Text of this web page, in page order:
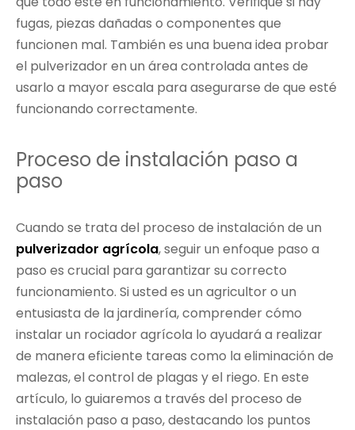
fugas, piezas dañadas o componentes que
funcionen mal. También es una buena idea probar
el pulverizador en un área controlada antes de
usarlo a mayor escala para asegurarse de que esté
funcionando correctamente.
Proceso de instalación paso a
paso
Cuando se trata del proceso de instalación de un
pulverizador agrícola, seguir un enfoque paso a
paso es crucial para garantizar su correcto
funcionamiento. Si usted es un agricultor o un
entusiasta de la jardinería, comprender cómo
instalar un rociador agrícola lo ayudará a realizar
de manera eficiente tareas como la eliminación de
malezas, el control de plagas y el riego. En este
artículo, lo guiaremos a través del proceso de
instalación paso a paso, destacando los puntos